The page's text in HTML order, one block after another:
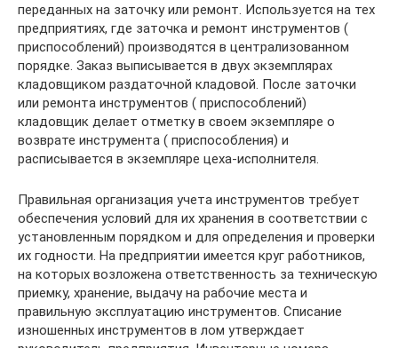
переданных на заточку или ремонт. Используется на тех
предприятиях, где заточка и ремонт инструментов (
приспособлений) производятся в централизованном
порядке. Заказ выписывается в двух экземплярах
кладовщиком раздаточной кладовой. После заточки
или ремонта инструментов ( приспособлений)
кладовщик делает отметку в своем экземпляре о
возврате инструмента ( приспособления) и
расписывается в экземпляре цеха-исполнителя.
Правильная организация учета инструментов требует
обеспечения условий для их хранения в соответствии с
установленным порядком и для определения и проверки
их годности. На предприятии имеется круг работников,
на которых возложена ответственность за техническую
приемку, хранение, выдачу на рабочие места и
правильную эксплуатацию инструментов. Списание
изношенных инструментов в лом утверждает